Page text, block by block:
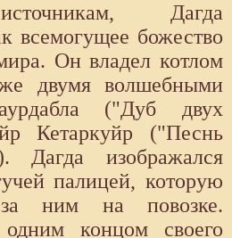
Дагда
всемогущее божество
Он владел котлом
двумя волшебными
("Дуб двух
Кетаркуйр ("Песнь
Дагда изображался
палицей, которую
ним на повозке.
концом своего